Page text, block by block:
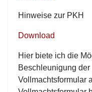
Impressum
Hinweise zur PKH
Download
Hier biete ich die
Beschleunigung
Vollmachtsformular